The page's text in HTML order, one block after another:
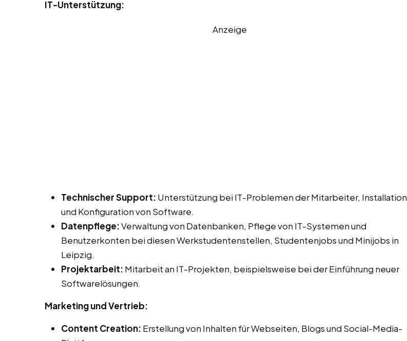
IT-Unterstützung:
Anzeige
Technischer Support: Unterstützung bei IT-Problemen der Mitarbeiter, Installation
und Konfiguration von Software.
Datenpflege:Verwaltung von Datenbanken, Pflege von IT-Systemen und
Benutzerkonten bei diesen Werkstudentenstellen, Studentenjobs und Minijobs in
Leipzig.
Projektarbeit: Mitarbeit an IT-Projekten, beispielsweise bei der Einführung neuer
Softwarelösungen.
Marketing und Vertrieb:
Content Creation: Erstellung von Inhalten für Webseiten, Blogs und Social-Media-